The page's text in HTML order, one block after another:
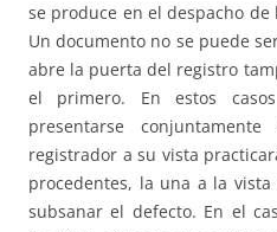
se produce en el despacho
Un documento no se puede
abre la puerta del registro
el primero. En estos
presentarse
registrador a su vista
procedentes, la una a la
subsanar el defecto. En el